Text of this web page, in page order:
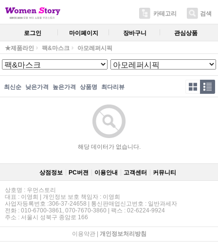
카테고리 검색
로그인 마이페이지 장바구니 관심상품
★제품라인 팩&마스크 아모레퍼시픽
최신순 낮은가격 높은가격 상품명 최다리뷰
해당 데이터가 없습니다.
상점정보 PC버젼 이용안내 고객센터 커뮤니티
상호명 : 우먼스토리
대표 : 이영희 | 개인정보 보호 책임자 : 이영희
사업자등록번호 :306-37-24658 | 통신판매업신고번호 : 일반과세자
전화 : 010-6700-3861, 070-7670-3860 | 팩스 : 02-6224-9924
주소 : 서울시 성북구 종암로 166
이용약관| 개인정보처리방침